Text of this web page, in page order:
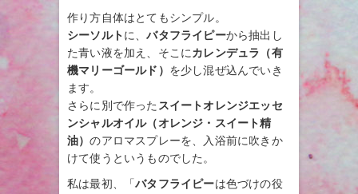
作り方自体はとてもシンプル。
シーソルトに、バタフライピーから抽出し
た青い液を加え、そこにカレンデュラ（有
機マリーゴールド） を少し混ぜ込んでいき
ます。
さらに別で作った スイートオレンジエッセ
ンシャルオイル（オレンジ・スイート精
油）のアロマスプレーを、入浴前に吹きか
けて使うというものでした。
私は最初、「バタフライピーは色づけの役